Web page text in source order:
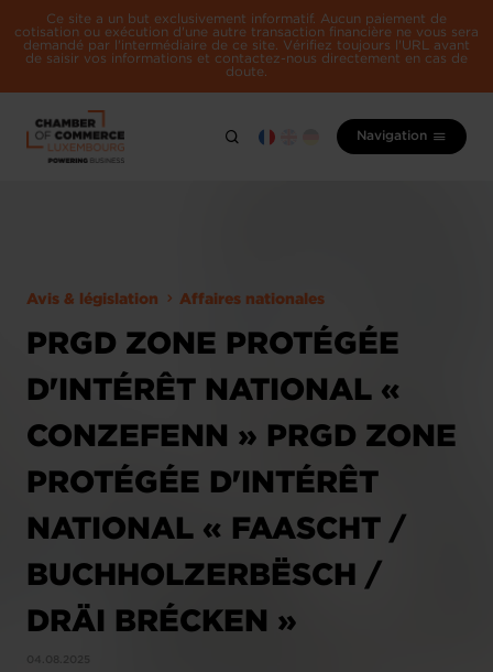
Ce site a un but exclusivement informatif. Aucun paiement de
cotisation ou exécution d'une autre transaction financière ne vous sera
demandé par l'intermédiaire de ce site. Vérifiez toujours l'URL avant
de saisir vos informations et contactez-nous directement en cas de
doute.
Navigation
Avis & législation Affaires nationales
PRGD ZONE PROTÉGÉE
D'INTÉRÊT NATIONAL «
CONZEFENN » PRGD ZONE
PROTÉGÉE D'INTÉRÊT
NATIONAL « FAASCHT /
BUCHHOLZERBËSCH /
DRÄI BRÉCKEN »